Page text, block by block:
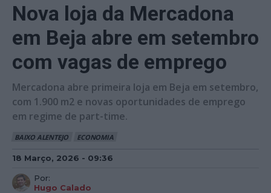
Nova loja da Mercadona
em Beja abre em setembro
com vagas de emprego
Mercadona abre primeira loja em Beja em setembro,
com 1.900 m2 e novas oportunidades de emprego
em regime de part-time.
BAIXO ALENTEJO ECONOMIA
18 Março, 2026 - 09:36
Por:
Hugo Calado